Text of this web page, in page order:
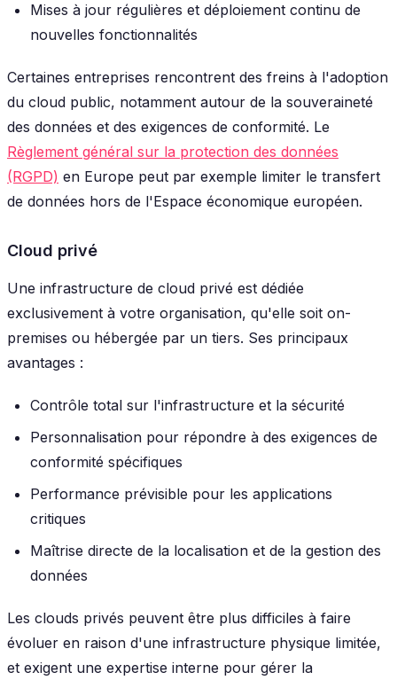
Mises à jour régulières et déploiement continu de
nouvelles fonctionnalités
Certaines entreprises rencontrent des freins à l'adoption
du cloud public, notamment autour de la souveraineté
des données et des exigences de conformité. Le
Règlement général sur la protection des données
(RGPD) en Europe peut par exemple limiter le transfert
de données hors de l'Espace économique européen.
Cloud privé
Une infrastructure de cloud privé est dédiée
exclusivement à votre organisation, qu'elle soit on-
premises ou hébergée par un tiers. Ses principaux
avantages :
Contrôle total sur l'infrastructure et la sécurité
Personnalisation pour répondre à des exigences de
conformité spécifiques
Performance prévisible pour les applications
critiques
Maîtrise directe de la localisation et de la gestion des
données
Les clouds privés peuvent être plus difficiles à faire
évoluer en raison d'une infrastructure physique limitée,
et exigent une expertise interne pour gérer la